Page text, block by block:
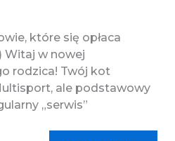
które się opłaca
Witaj w nowej
rodzica! Twój kot
ale podstawowy
„serwis”